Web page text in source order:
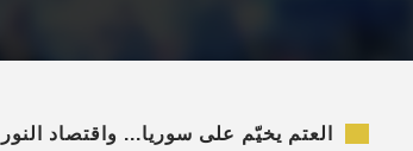
العتم يخيّم على سوريا... واقتصاد النور يكلّف 12 ألف